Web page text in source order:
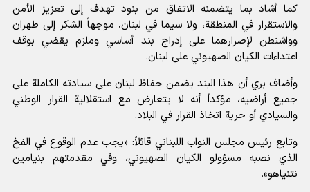
كما أشاد بما يتضمنه الاتفاق من بنود تهدف إلى تعزيز الأمن
والاستقرار في المنطقة، ولا سيما في لبنان، موجهاً الشكر إلى طهران
وواشنطن لإصرارهما على إدراج بند أساسي وملزم يقضي بوقف
اعتداءات الكيان الصهيوني على لبنان.
وأضاف بري أن هذا البند يضمن حفاظ لبنان على سيادته الكاملة على
جميع أراضيه، مؤكداً أنه لا يتعارض مع استقلالية القرار الوطني
والسيادي أو حرية اتخاذ القرار في البلاد.
وتابع رئيس مجلس النواب اللبناني قائلاً: «يجب عدم الوقوع في الفخ
الذي نصبه مسؤولو الكيان الصهيوني، وفي مقدمتهم بنيامين
نتنياهو».